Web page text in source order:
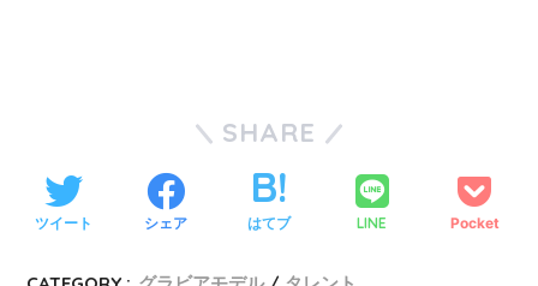
SHARE
ツイート シェア はてブ LINE Pocket